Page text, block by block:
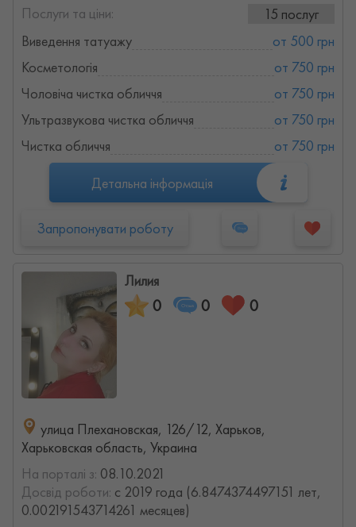
Послуги та ціни:
15 послуг
Виведення татуажу
от 500 грн
Косметологія
от 750 грн
Чоловіча чистка обличчя
от 750 грн
Ультразвукова чистка обличчя
от 750 грн
Чистка обличчя
от 750 грн
Детальна інформація
Запропонувати роботу
Лилия
0 0 0
улица Плехановская, 126/12, Харьков,
Харьковская область, Украина
На порталі з: 08.10.2021
Досвід роботи: с 2019 года (6.8474374497151 лет,
0.002191543714261 месяцев)